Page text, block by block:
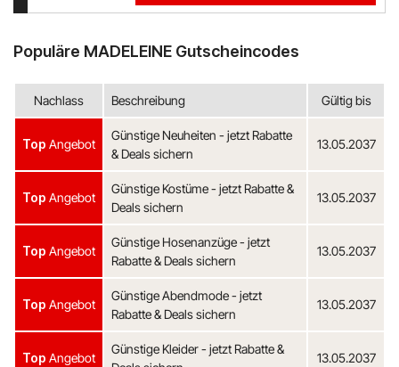
Populäre MADELEINE Gutscheincodes
Nachlass Beschreibung Gültig bis
Top Angebot
Günstige Neuheiten - jetzt Rabatte
& Deals sichern
13.05.2037
Top Angebot
Günstige Kostüme - jetzt Rabatte &
Deals sichern
13.05.2037
Top Angebot
Günstige Hosenanzüge - jetzt
Rabatte & Deals sichern
13.05.2037
Top Angebot
Günstige Abendmode - jetzt
Rabatte & Deals sichern
13.05.2037
Top Angebot
Günstige Kleider - jetzt Rabatte &
13.05.2037